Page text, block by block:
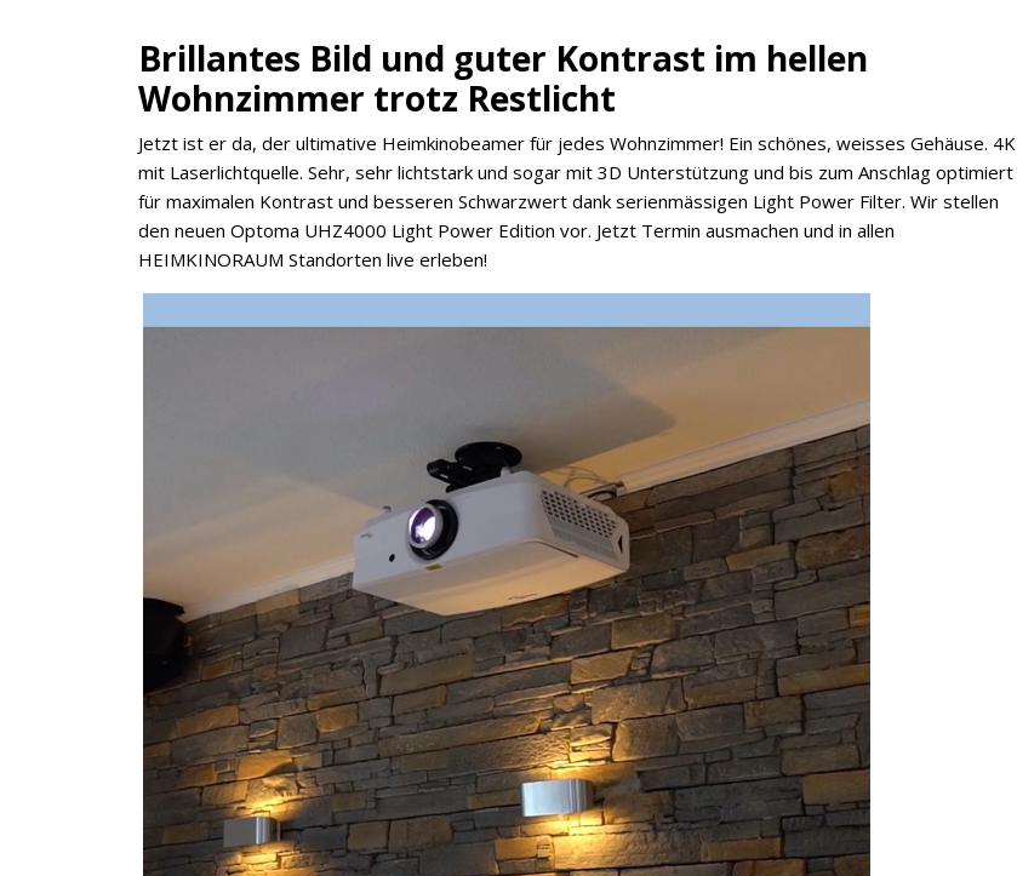
Brillantes Bild und guter Kontrast im hellen
Wohnzimmer trotz Restlicht
Jetzt ist er da, der ultimative Heimkinobeamer für jedes Wohnzimmer! Ein schönes, weisses Gehäuse. 4K
mit Laserlichtquelle. Sehr, sehr lichtstark und sogar mit 3D Unterstützung und bis zum Anschlag optimiert
für maximalen Kontrast und besseren Schwarzwert dank serienmässigen Light Power Filter. Wir stellen
den neuen Optoma UHZ4000 Light Power Edition vor. Jetzt Termin ausmachen und in allen
HEIMKINORAUM Standorten live erleben!